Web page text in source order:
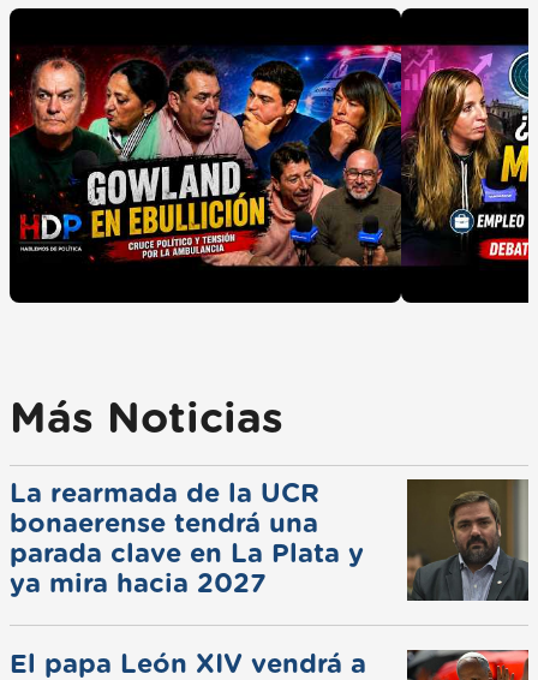
Más Noticias
La rearmada de la UCR
bonaerense tendrá una
parada clave en La Plata y
ya mira hacia 2027
El papa León XIV vendrá a